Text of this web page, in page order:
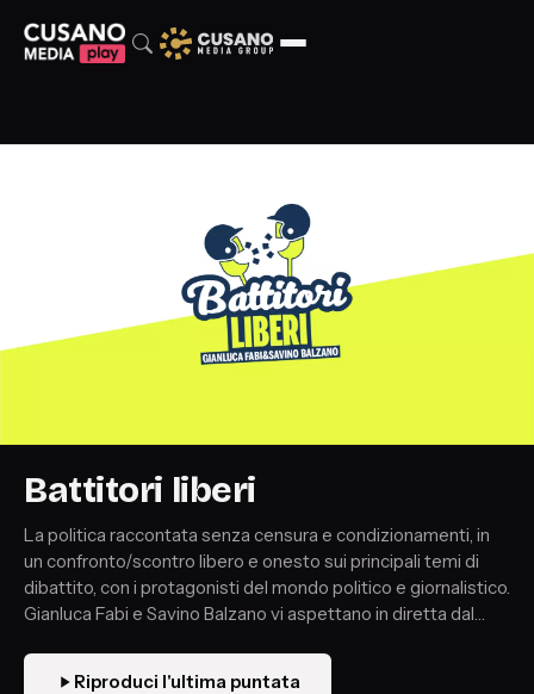
Battitori liberi
La politica raccontata senza censura e condizionamenti, in
un confronto/scontro libero e onesto sui principali temi di
dibattito, con i protagonisti del mondo politico e giornalistico.
Gianluca Fabi e Savino Balzano vi aspettano in diretta dal
Riproduci l'ultima puntata